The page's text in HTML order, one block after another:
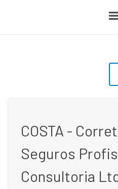
COSTA -
Seguros
Consultoria